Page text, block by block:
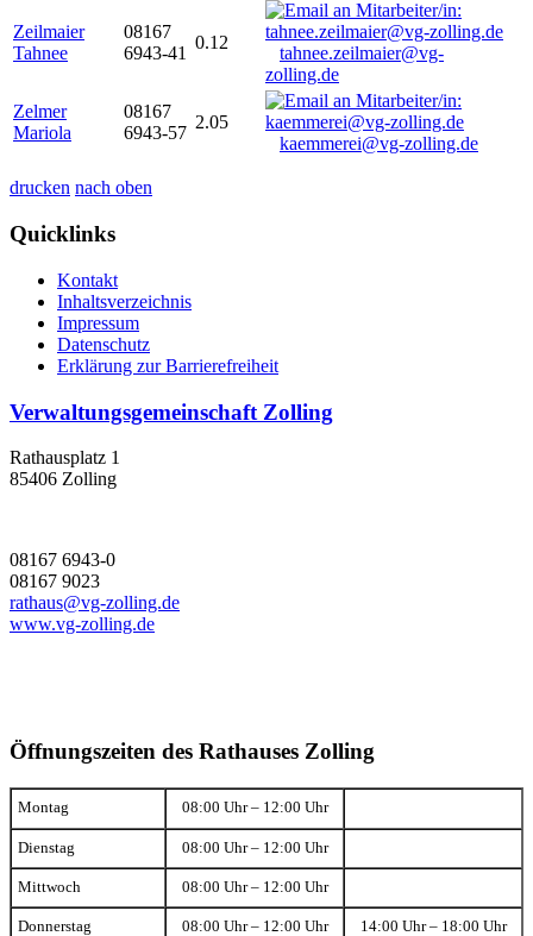
Zeilmaier
Tahnee
08167
6943-41
0.12
tahnee.zeilmaier@vg-
zolling.de
Zelmer
Mariola
08167
6943-57
2.05
kaemmerei@vg-zolling.de
drucken nach oben
Quicklinks
Kontakt
Inhaltsverzeichnis
Impressum
Datenschutz
Erklärung zur Barrierefreiheit
Verwaltungsgemeinschaft Zolling
Rathausplatz 1
85406 Zolling
08167 6943-0
08167 9023
rathaus@vg-zolling.de
www.vg-zolling.de
Öffnungszeiten des Rathauses Zolling
Montag 08:00 Uhr – 12:00 Uhr
Dienstag 08:00 Uhr – 12:00 Uhr
Mittwoch 08:00 Uhr – 12:00 Uhr
Donnerstag 08:00 Uhr – 12:00 Uhr 14:00 Uhr – 18:00 Uhr